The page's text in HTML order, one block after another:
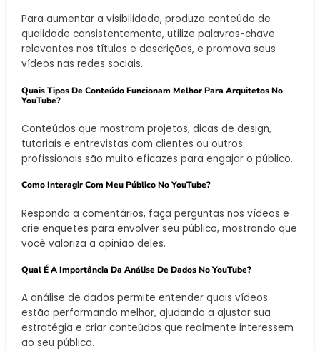
Para aumentar a visibilidade, produza conteúdo de
qualidade consistentemente, utilize palavras-chave
relevantes nos títulos e descrições, e promova seus
vídeos nas redes sociais.
Quais Tipos De Conteúdo Funcionam Melhor Para Arquitetos No
YouTube?
Conteúdos que mostram projetos, dicas de design,
tutoriais e entrevistas com clientes ou outros
profissionais são muito eficazes para engajar o público.
Como Interagir Com Meu Público No YouTube?
Responda a comentários, faça perguntas nos vídeos e
crie enquetes para envolver seu público, mostrando que
você valoriza a opinião deles.
Qual É A Importância Da Análise De Dados No YouTube?
A análise de dados permite entender quais vídeos
estão performando melhor, ajudando a ajustar sua
estratégia e criar conteúdos que realmente interessem
ao seu público.